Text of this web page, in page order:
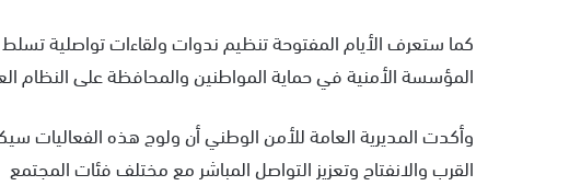
كما ستعرف الأيام المفتوحة تنظيم ندوات ولقاءات تواصلية تسلط
المؤسسة الأمنية في حماية المواطنين والمحافظة على النظام
وأكدت المديرية العامة للأمن الوطني أن ولوج هذه الفعاليات
القرب والانفتاح وتعزيز التواصل المباشر مع مختلف فئات المجتمع